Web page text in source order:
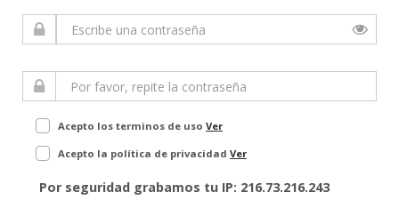
Acepto los terminos de uso Ver
Acepto la política de privacidad Ver
Por seguridad grabamos tu IP: 216.73.216.243